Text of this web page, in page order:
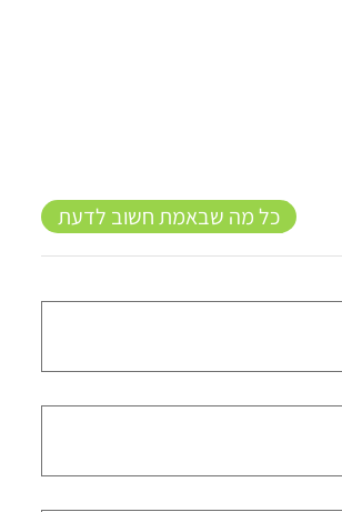
כל מה שבאמת חשוב לדעת